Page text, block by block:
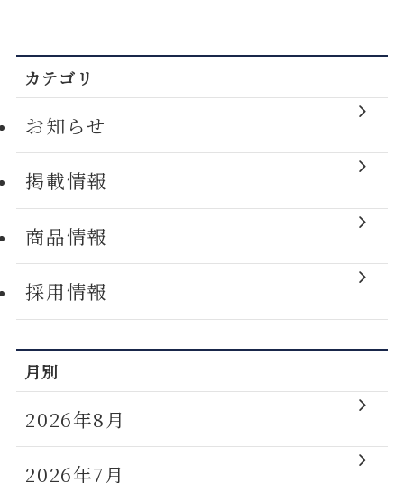
カテゴリ
お知らせ
掲載情報
商品情報
採用情報
月別
2026年8月
2026年7月